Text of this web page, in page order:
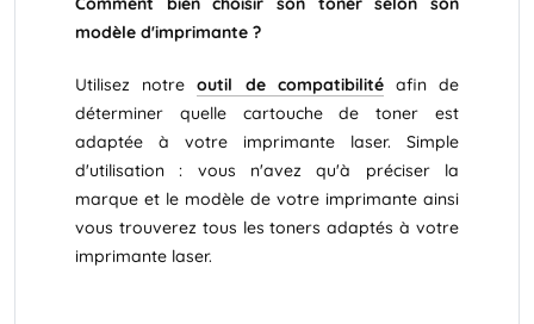
modèle d'imprimante ?
Utilisez notreoutil de compatibilitéafin de
déterminer quelle cartouche de toner est
adaptée à votre imprimante laser. Simple
d'utilisation : vous n'avez qu'à préciser la
marque et le modèle de votre imprimante ainsi
vous trouverez tous les toners adaptés à votre
imprimante laser.